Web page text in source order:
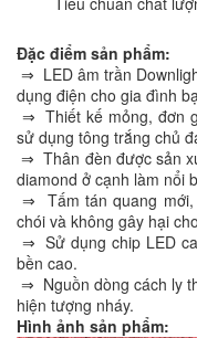
Đặc điểm sản phẩm:
⇒ LED âm trần
dụng điện cho gia đình
⇒ Thiết kế mỏng, đơn
sử dụng tông trắng chủ
⇒ Thân đèn được sản
diamond ở cạnh làm nổi
⇒ Tấm tán quang mới,
chói và không gây hại
⇒ Sử dụng chip LED
bền cao.
⇒ Nguồn dòng cách ly
hiện tượng nháy.
Hình ảnh sản phẩm: